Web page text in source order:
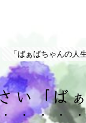
「ばぁばちゃんの
い「ば